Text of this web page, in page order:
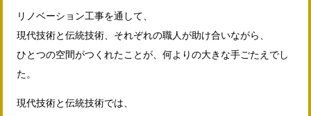
リノベーション工事を通して、
現代技術と伝統技術、それぞれの職人が助け合いながら、
ひとつの空間がつくれたことが、何よりの大きな手ごたえでし
た。
現代技術と伝統技術では、